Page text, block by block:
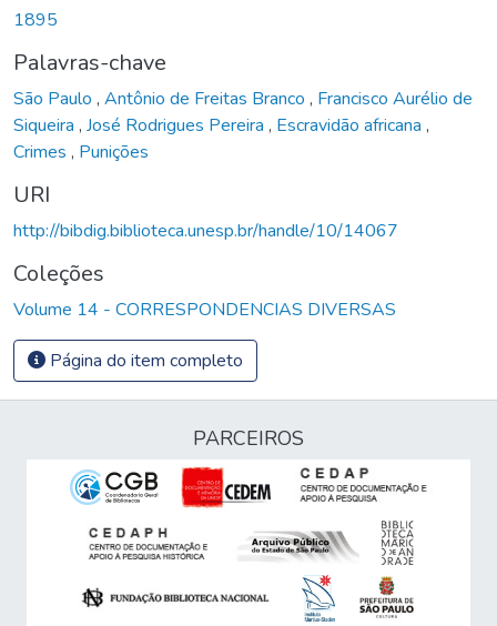
1895
Palavras-chave
São Paulo , Antônio de Freitas Branco , Francisco Aurélio de
Siqueira , José Rodrigues Pereira , Escravidão africana ,
Crimes , Punições
URI
http://bibdig.biblioteca.unesp.br/handle/10/14067
Coleções
Volume 14 - CORRESPONDENCIAS DIVERSAS
Página do item completo
PARCEIROS